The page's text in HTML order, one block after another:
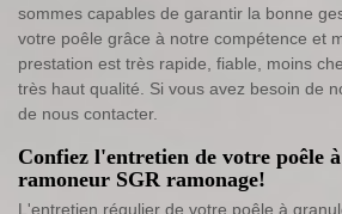
sommes capables de garantir la bonne
votre poêle grâce à notre compétence et
prestation est très rapide, fiable, moins
très haut qualité. Si vous avez besoin de
de nous contacter.
Confiez l'entretien de votre poêle
ramoneur SGR ramonage!
L'entretien régulier de votre poêle à